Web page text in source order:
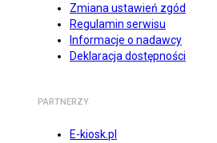
Zmiana ustawień zgód
Regulamin serwisu
Informacje o nadawcy
Deklaracja dostępności
PARTNERZY
E-kiosk.pl